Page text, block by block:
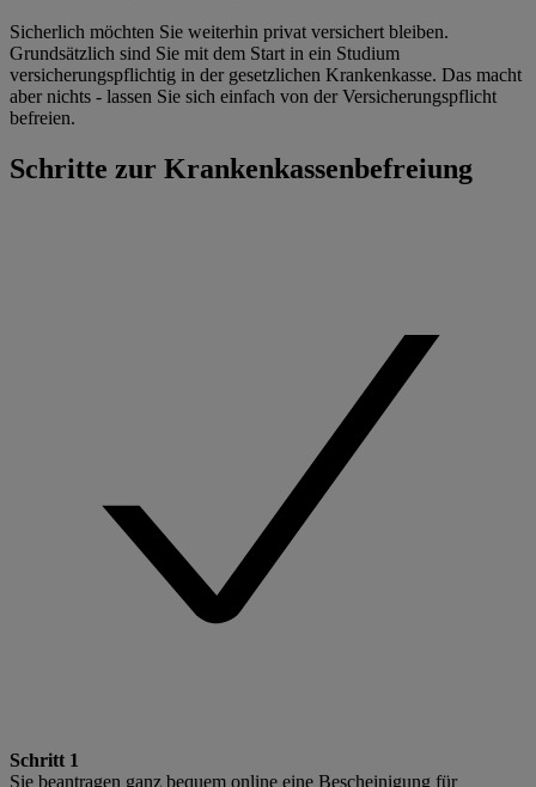
Sicherlich möchten Sie weiterhin privat versichert bleiben.
Grundsätzlich sind Sie mit dem Start in ein Studium
versicherungspflichtig in der gesetzlichen Krankenkasse. Das macht
aber nichts - lassen Sie sich einfach von der Versicherungspflicht
befreien.
Schritte zur Krankenkassenbefreiung
Schritt 1
Sie beantragen ganz bequem online eine Bescheinigung für